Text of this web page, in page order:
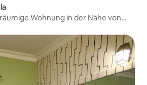
Wohnung in der Nähe von